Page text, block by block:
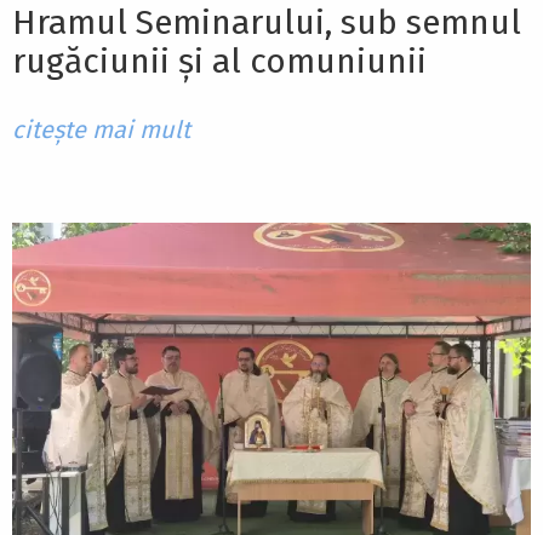
Hramul Seminarului, sub semnul
rugăciunii și al comuniunii
citește mai mult